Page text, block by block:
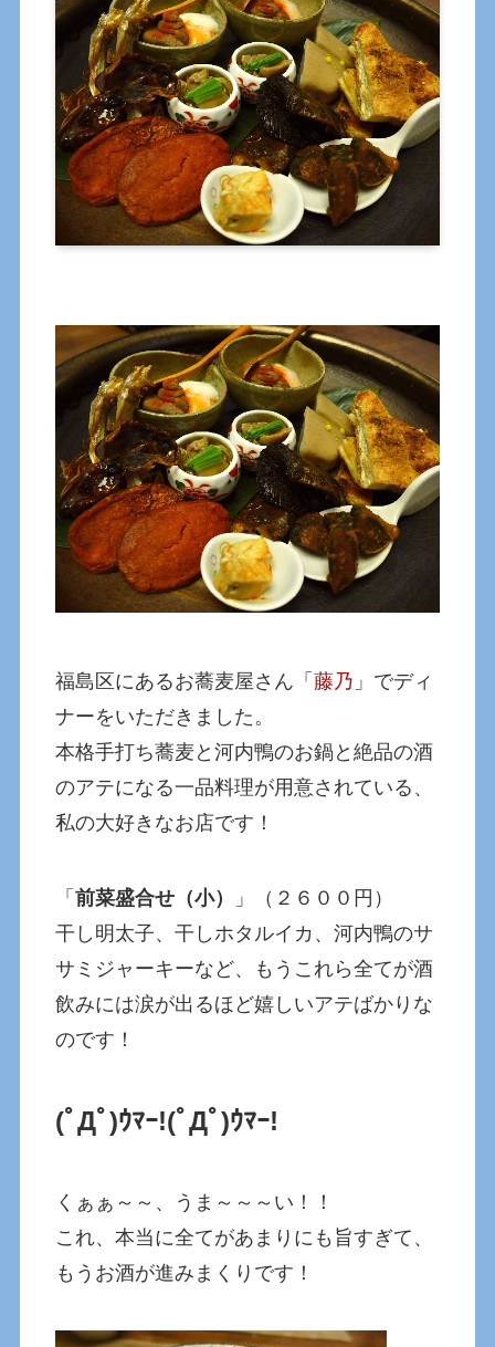
福島区にあるお蕎麦屋さん「藤乃 」でディ
ナーをいただきました。
本格手打ち蕎麦と河内鴨のお鍋と絶品の酒
のアテになる一品料理が用意されている、
私の大好きなお店です！
「前菜盛合せ（小）
」（２６００円）
干し明太子、干しホタルイカ、河内鴨のサ
サミジャーキーなど、もうこれら全てが酒
飲みには涙が出るほど嬉しいアテばかりな
のです！
(ﾟДﾟ)ｳﾏｰ!(ﾟДﾟ)ｳﾏｰ!
くぁぁ～～、うま～～～い！！
これ、本当に全てがあまりにも旨すぎて、
もうお酒が進みまくりです！